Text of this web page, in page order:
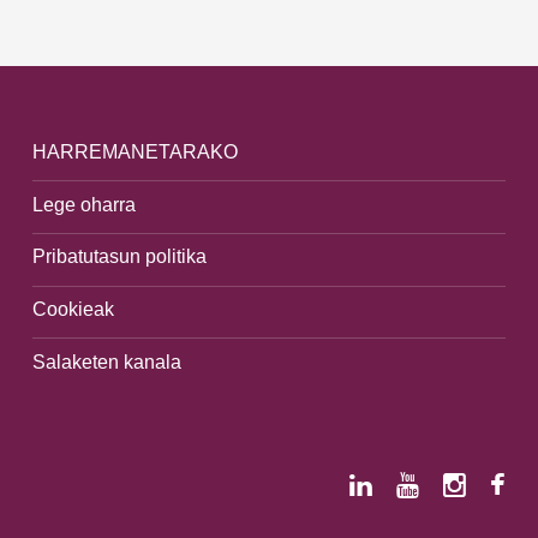
HARREMANETARAKO
Lege oharra
Pribatutasun politika
Cookieak
Salaketen kanala